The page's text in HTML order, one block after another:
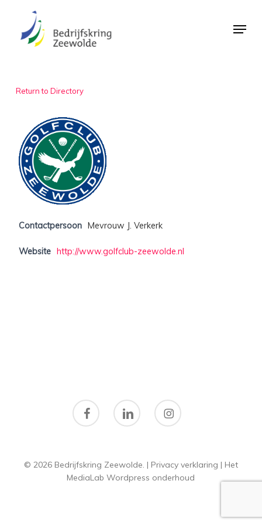
Menu
Return to Directory
Contactpersoon Mevrouw J. Verkerk
Website http://www.golfclub-zeewolde.nl
facebook linkedin instagram
© 2026 Bedrijfskring Zeewolde. | Privacy verklaring | Het
MediaLab Wordpress onderhoud